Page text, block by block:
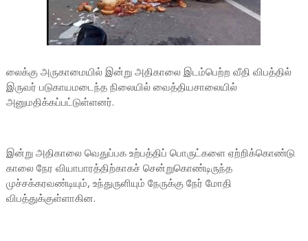
லைக்கு அருகாமையில் இன்று அதிகாலை இடம்பெற்ற வீதி விபத்தில்
இருவர் படுகாயமடைந்த நிலையில் வைத்தியசாலையில்
அனுமதிக்கப்பட்டுள்ளனர்.
இன்று அதிகாலை வெதுப்பக உற்பத்திப் பொருட்களை ஏற்றிக்கொண்டு
காலை நேர வியாபாரத்திற்காகச் சென்றுகொண்டிருந்த
முச்சக்கரவண்டியும், உந்துருளியும் நேருக்கு நேர் மோதி
விபத்துக்குள்ளாகின.